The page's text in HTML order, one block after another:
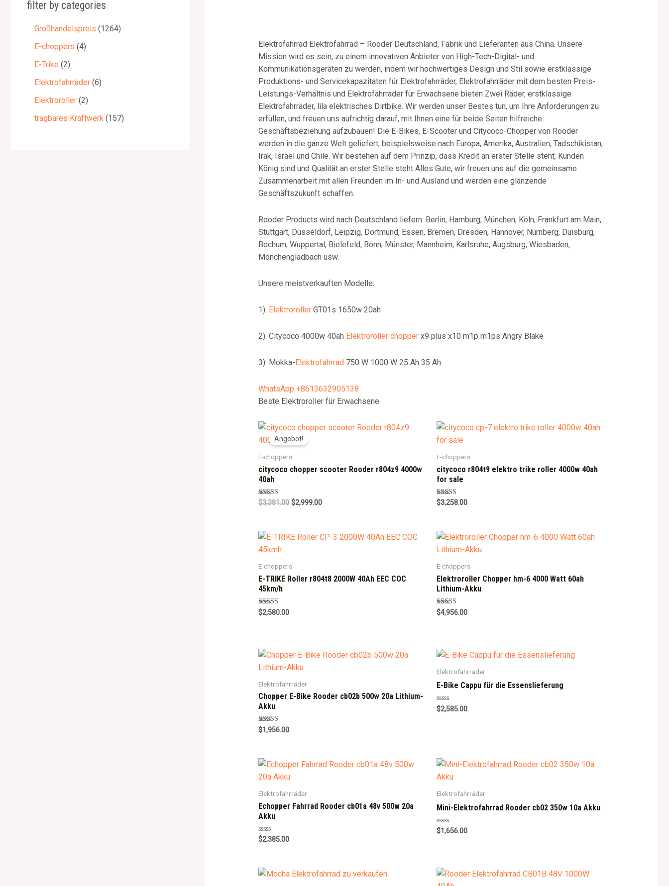
filter by categories
Großhandelspreis 1264
E-choppers 4
E-Trike 2
Elektrofahrräder 6
Elektroroller 2
tragbares Kraftwerk 157
Elektrofahrrad Elektrofahrrad – Rooder Deutschland, Fabrik und Lieferanten aus China. Unsere
Mission wird es sein, zu einem innovativen Anbieter von High-Tech-Digital- und
Kommunikationsgeräten zu werden, indem wir hochwertiges Design und Stil sowie erstklassige
Produktions- und Servicekapazitäten für Elektrofahrräder, Elektrofahrräder mit dem besten Preis-
Leistungs-Verhältnis und Elektrofahrräder für Erwachsene bieten Zwei Räder, erstklassige
Elektrofahrräder, lila elektrisches Dirtbike. Wir werden unser Bestes tun, um Ihre Anforderungen zu
erfüllen, und freuen uns aufrichtig darauf, mit Ihnen eine für beide Seiten hilfreiche
Geschäftsbeziehung aufzubauen! Die E-Bikes, E-Scooter und Citycoco-Chopper von Rooder
werden in die ganze Welt geliefert, beispielsweise nach Europa, Amerika, Australien, Tadschikistan,
Irak, Israel und Chile. Wir bestehen auf dem Prinzip, dass Kredit an erster Stelle steht, Kunden
König sind und Qualität an erster Stelle steht Alles Gute, wir freuen uns auf die gemeinsame
Zusammenarbeit mit allen Freunden im In- und Ausland und werden eine glänzende
Geschäftszukunft schaffen.
Rooder Products wird nach Deutschland liefern: Berlin, Hamburg, München, Köln, Frankfurt am Main,
Stuttgart, Düsseldorf, Leipzig, Dortmund, Essen, Bremen, Dresden, Hannover, Nürnberg, Duisburg,
Bochum, Wuppertal, Bielefeld, Bonn, Münster, Mannheim, Karlsruhe, Augsburg, Wiesbaden,
Mönchengladbach usw.
Unsere meistverkauften Modelle:
1). ElektrorollerGT01s 1650w 20ah
2). Citycoco 4000w 40ah Elektroroller chopperx9 plus x10 m1p m1ps Angry Blake
3). Mokka- Elektrofahrrad 750 W 1000 W 25 Ah 35 Ah
WhatsApp +8613632905138
Beste Elektroroller für Erwachsene
Angebot!
E-choppers
citycoco chopper scooter Rooder r804z9 4000w
40ah
Rated
5.00
$3,381.00 $2,999.00
E-choppers
citycoco r804t9 elektro trike roller 4000w 40ah
for sale
Rated
5.00
$3,258.00
E-choppers
E-TRIKE Roller r804t8 2000W 40Ah EEC COC
45km/h
Rated
5.00
$2,580.00
E-choppers
Elektroroller Chopper hm-6 4000 Watt 60ah
Lithium-Akku
Rated
5.00
$4,956.00
Elektrofahrräder
Chopper E-Bike Rooder cb02b 500w 20a Lithium-
Akku
Rated
5.00
$1,956.00
Elektrofahrräder
E-Bike Cappu für die Essenslieferung
Rated
0
$2,585.00
Elektrofahrräder
Echopper Fahrrad Rooder cb01a 48v 500w 20a
Akku
Rated
0
$2,385.00
Elektrofahrräder
Mini-Elektrofahrrad Rooder cb02 350w 10a Akku
Rated
0
$1,656.00